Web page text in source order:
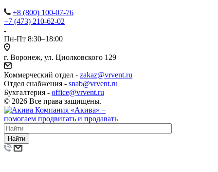
+8 (800) 100-07-76
+7 (473) 210-62-02
Пн-Пт 8:30–18:00
г. Воронеж, ул. Циолковского 129
Коммерческий отдел - zakaz@vrvent.ru
Отдел снабжения - snab@vrvent.ru
Бухгалтерия - office@vrvent.ru
© 2026 Все права защищены.
Компания «Акива» –
помогаем продвигать и продавать
Найти